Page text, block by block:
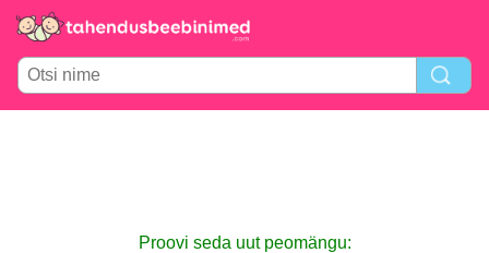
Proovi seda uut peomängu: